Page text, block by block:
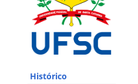
Histórico